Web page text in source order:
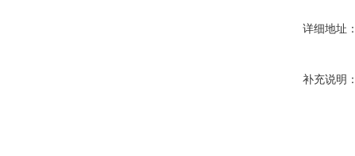
详细地址
补充说明